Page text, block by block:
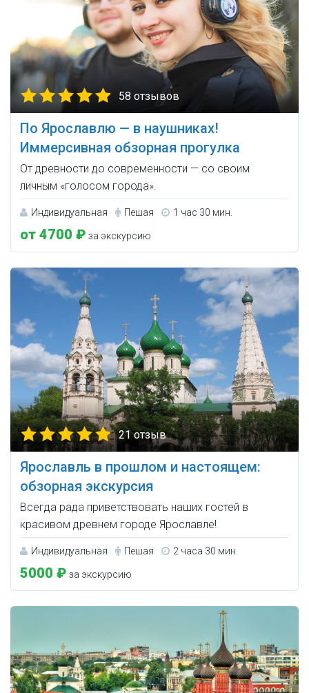
58 отзывов
По Ярославлю — в наушниках!
Иммерсивная обзорная прогулка
От древности до современности — со своим
личным «голосом города».
Индивидуальная Пешая 1 час 30 мин.
от 4700 ₽ за экскурсию
21 отзыв
Ярославль в прошлом и настоящем:
обзорная экскурсия
Всегда рада приветствовать наших гостей в
красивом древнем городе Ярославле!
Индивидуальная Пешая 2 часа 30 мин.
5000 ₽ за экскурсию